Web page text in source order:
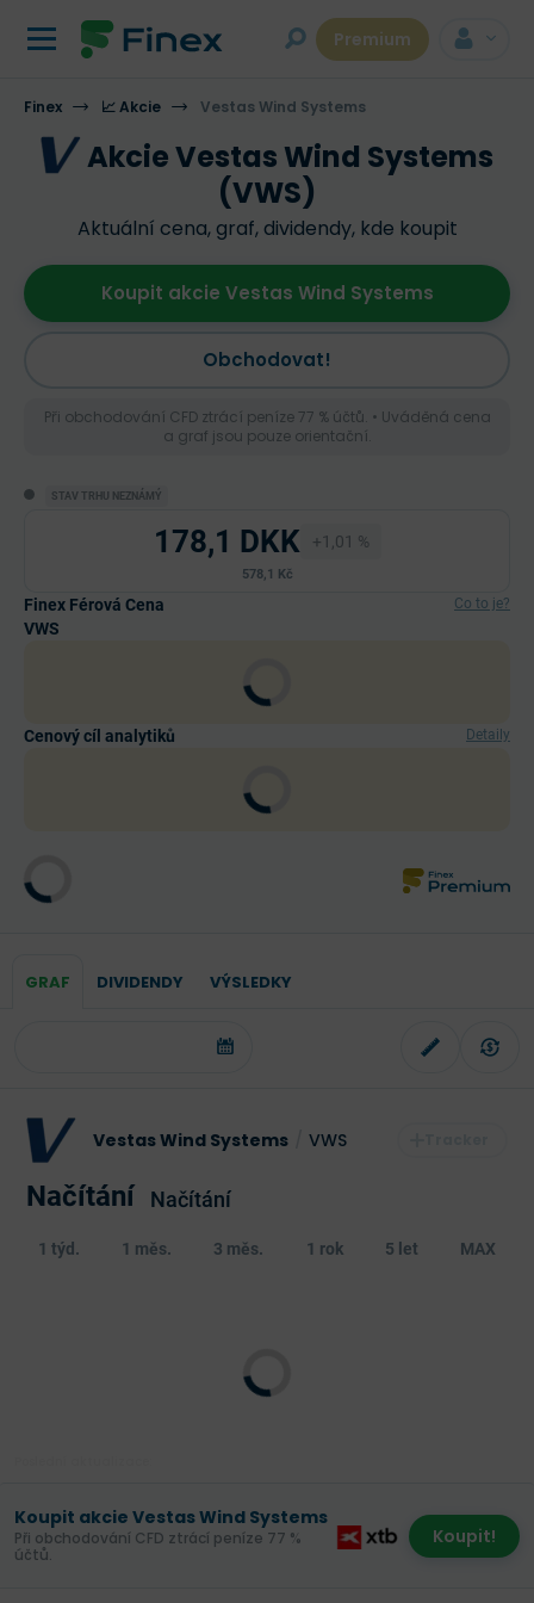
Premium
Finex 📈 Akcie Vestas Wind Systems
Akcie Vestas Wind Systems
(VWS)
Aktuální cena, graf, dividendy, kde koupit
Obchodovat!
Koupit akcie Vestas Wind Systems
Při obchodování CFD ztrácí peníze 77 % účtů. • Uváděná cena
a graf jsou pouze orientační.
STAV TRHU NEZNÁMÝ
178,1 DKK +1,01 %
578,1 Kč
Finex Férová Cena
VWS
Co to je?
Cenový cíl analytiků Detaily
GRAF DIVIDENDY VÝSLEDKY
Vestas Wind Systems VWS
Načítání Načítání
1 týd. 1 měs. 3 měs. 1 rok 5 let MAX
Koupit akcie Vestas Wind Systems
Při obchodování CFD ztrácí peníze 77 %
účtů.
Koupit!